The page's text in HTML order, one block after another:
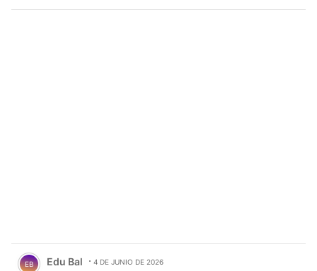
Comentario de Edu Bal.
EB Edu Bal 4 DE JUNIO DE 2026